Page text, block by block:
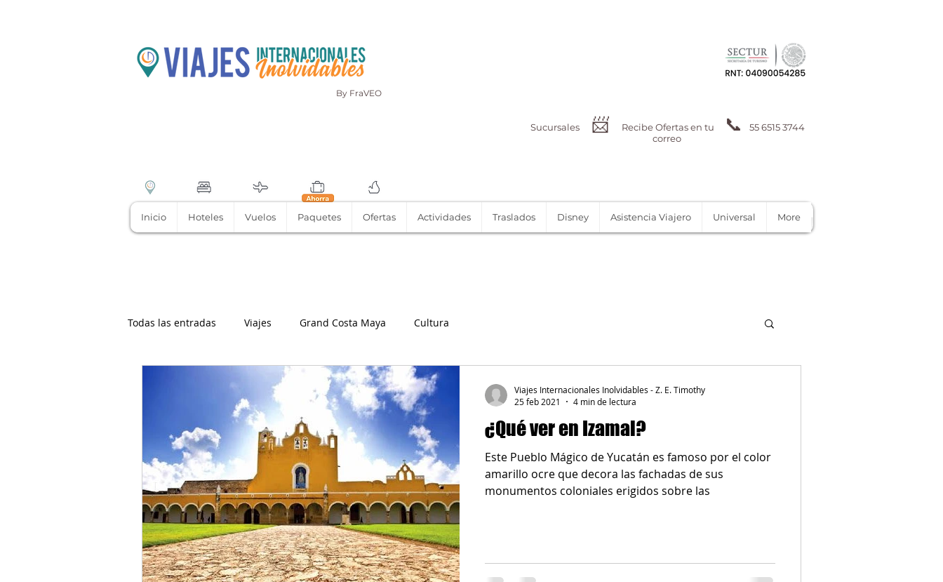
By FraVEO
Sucursales
Recibe Ofertas en tu
correo
📞
📨 55 6515 3744
Inicio Hoteles Vuelos Paquetes Ofertas Actividades Traslados Disney Asistencia Viajero Universal More
Todas las entradas Viajes Grand Costa Maya Cultura
¿Qué ver en Izamal?
Este Pueblo Mágico de Yucatán es famoso por el color
amarillo ocre que decora las fachadas de sus
monumentos coloniales erigidos sobre las
Viajes Internacionales Inolvidables - Z. E. Timothy
25 feb 2021
4 min de lectura